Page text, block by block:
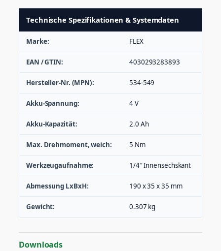
Technische Spezifikationen & Systemdaten
Marke: FLEX
EAN / GTIN: 4030293283893
Hersteller-Nr. (MPN): 534-549
Akku-Spannung: 4 V
Akku-Kapazität: 2.0 Ah
Max. Drehmoment, weich: 5 Nm
Werkzeugaufnahme: 1/4″ Innensechskant
Abmessung LxBxH: 190 x 35 x 35 mm
Gewicht: 0.307 kg
Downloads